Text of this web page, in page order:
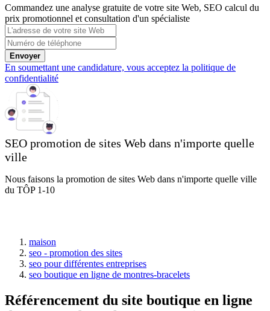
Commandez une analyse gratuite de votre site Web, SEO calcul du
prix promotionnel et consultation d'un spécialiste
Envoyer
En soumettant une candidature, vous acceptez la politique de
confidentialité
SEO promotion de sites Web dans n'importe quelle
ville
Nous faisons la promotion de sites Web dans n'importe quelle ville
du TÔP 1-10
maison
seo - promotion des sites
seo pour différentes entreprises
seo boutique en ligne de montres-bracelets
Référencement du site boutique en ligne